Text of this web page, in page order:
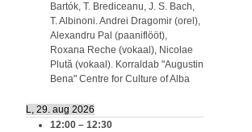
Bartók, T. Brediceanu, J. S. Bach,
T. Albinoni. Andrei Dragomir (orel),
Alexandru Pal (paaniflööt),
Roxana Reche (vokaal), Nicolae
Plută (vokaal). Korraldab "Augustin
Bena" Centre for Culture of Alba
L, 29. aug 2026
12:00 – 12:30